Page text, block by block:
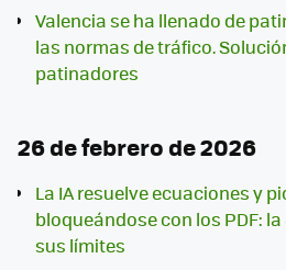
Valencia se ha llenado de
las normas de tráfico.
patinadores
26 de febrero de 2026
La IA resuelve ecuaciones y
bloqueándose con los PDF:
sus límites